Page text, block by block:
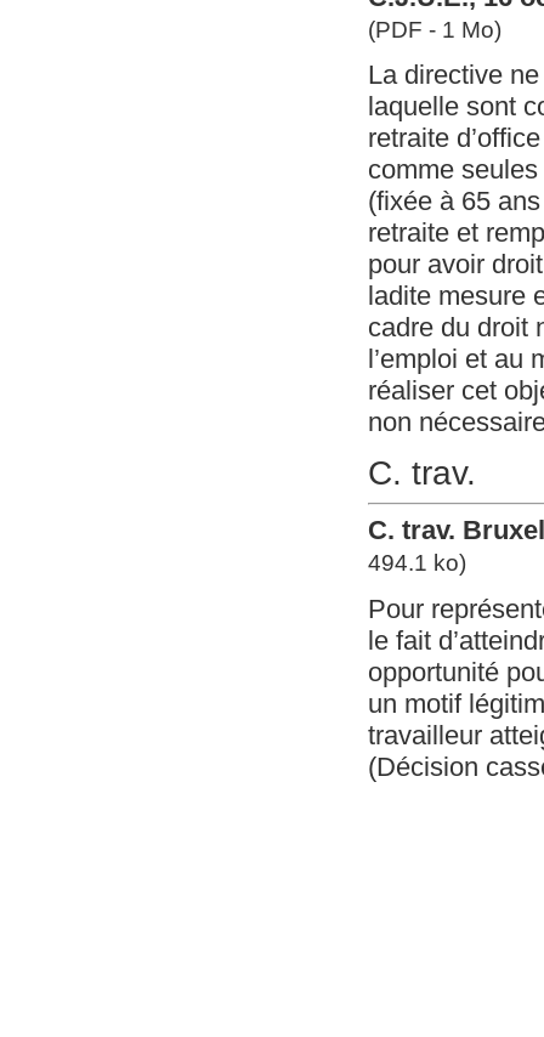
(PDF - 1 Mo)
La directive
laquelle sont
retraite
comme
(fixée à 65
retraite et
pour avoir
ladite mesure
cadre du droit
l’emploi et
réaliser cet
non
C. trav.
C. trav.
494.1 ko)
Pour
le fait
opportunité
un motif
travailleur
(Décision